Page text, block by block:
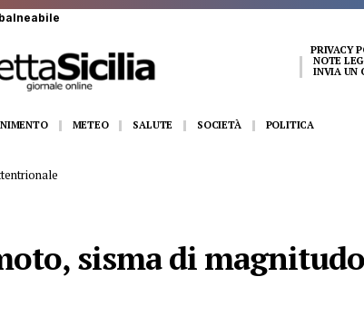
Scuola Lavoro
PRIVACY
NOTE
INVIA UN
METEO SALUTE SOCIETÀ POLITICA
sisma di